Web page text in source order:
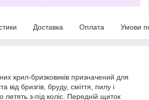
Доставка Оплата Умови
крил-бризковиків призначений для
від бризгів, бруду, сміття, пилу і
летять з-під коліс. Передній щиток